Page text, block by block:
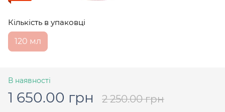
Кількість в упаковці
120 мл
В наявності
1 650.00 грн 2 250.00 грн